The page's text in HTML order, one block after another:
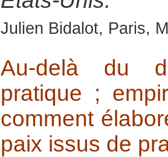
Julien Bidalot, Paris,
Au-delà du
pratique ;
comment
paix issus de